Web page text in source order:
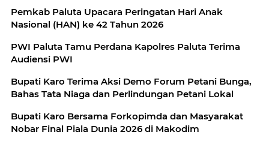
Pemkab Paluta Upacara Peringatan Hari Anak
Nasional (HAN) ke 42 Tahun 2026
PWI Paluta Tamu Perdana Kapolres Paluta Terima
Audiensi PWI
Bupati Karo Terima Aksi Demo Forum Petani Bunga,
Bahas Tata Niaga dan Perlindungan Petani Lokal
Bupati Karo Bersama Forkopimda dan Masyarakat
Nobar Final Piala Dunia 2026 di Makodim